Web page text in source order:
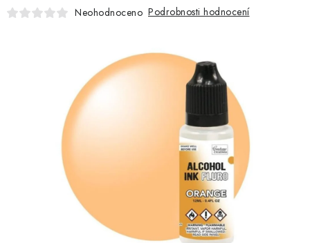
MOJE OBJEDNÁVKA
Kontakty Moje objednávka
Oblíbené ♥️
Hodnocení obchodu
Obchodní podmínky
Podmínky ochrany osobních údajů
Ověřování recenzí
Neohodnoceno Podrobnosti hodnocení